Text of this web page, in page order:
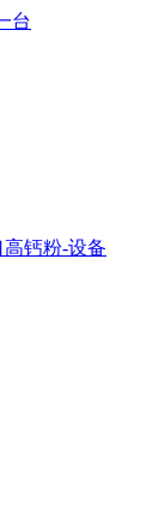
台
钙粉-设备